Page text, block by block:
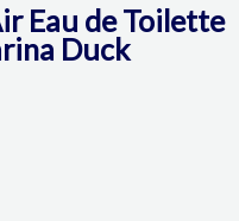
Eau de Toilette
Duck